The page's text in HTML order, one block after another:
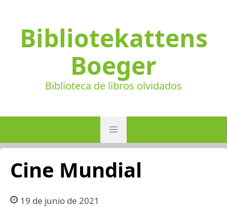
Bibliotekattens
Boeger
Biblioteca de libros olvidados
Cine Mundial
19 de junio de 2021